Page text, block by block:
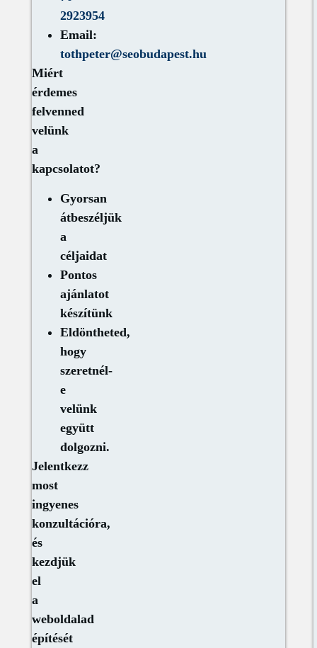
2923954
Email:
tothpeter@seobudapest.hu
Miért
érdemes
felvenned
velünk
a
kapcsolatot?
Gyorsan
átbeszéljük
a
céljaidat
Pontos
ajánlatot
készítünk
Eldöntheted,
hogy
szeretnél-
e
velünk
együtt
dolgozni.
Jelentkezz
most
ingyenes
konzultációra,
és
kezdjük
el
a
weboldalad
építését